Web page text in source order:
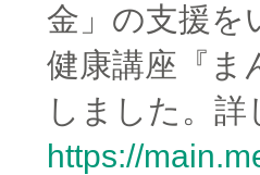
金」の支援を
健康講座『
しました。
https://